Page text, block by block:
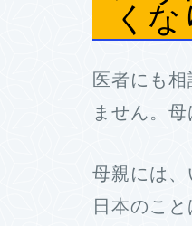
くな
医者にも
ません。
母親には
日本のこ